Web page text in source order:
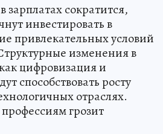
зарплатах сократится,
инвестировать в
привлекательных условий
изменения в
цифровизация и
способствовать росту
отраслях.
грозит